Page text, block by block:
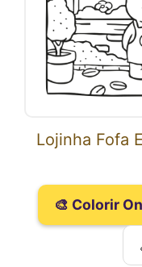
Lojinha Fofa
🎨 Colorir